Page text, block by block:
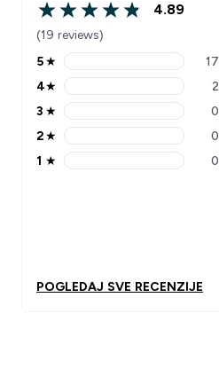
4.89 out of 5 stars
4.89
(19 reviews)
5 stars rating 17 reviews
5★ 17
4 stars rating 2 reviews
4★ 2
3 stars rating 0 reviews
3 ★ 0
2 stars rating 0 reviews
2★ 0
1 stars rating 0 reviews
1 ★ 0
POGLEDAJ SVE RECENZIJE